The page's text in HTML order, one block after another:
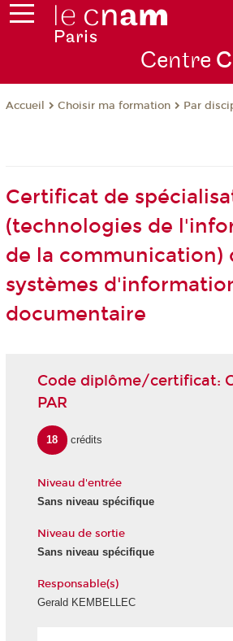
Centre
Accueil Choisir ma formation Par
Certificat de
(technologies de
de la communication)
systèmes
documentaire
Code diplôme/certificat:
PAR
18 crédits
Niveau d'entrée
Sans niveau spécifique
Niveau de sortie
Sans niveau spécifique
Responsable(s)
Gerald KEMBELLEC